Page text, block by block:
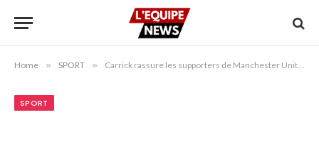
Home » SPORT » Carrick rassure les supporters de Manchester United : Mazraoui a retrouvé sa forme et pourrait débuter face à Fulham
SPORT